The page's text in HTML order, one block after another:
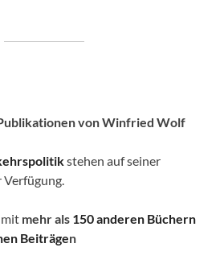
von Winfried Wolf
stehen auf seiner
mit mehr als 150 anderen Büchern
Beiträgen